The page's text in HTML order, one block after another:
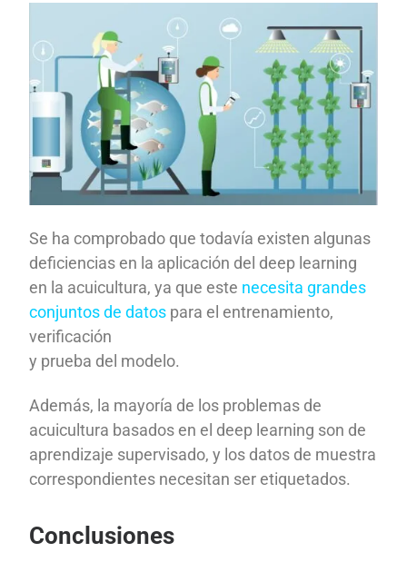
Se ha comprobado que todavía existen algunas
deficiencias en la aplicación del deep learning
en la acuicultura, ya que este necesita grandes
conjuntos de datos para el entrenamiento,
verificación
y prueba del modelo.
Además, la mayoría de los problemas de
acuicultura basados en el deep learning son de
aprendizaje supervisado, y los datos de muestra
correspondientes necesitan ser etiquetados.
Conclusiones